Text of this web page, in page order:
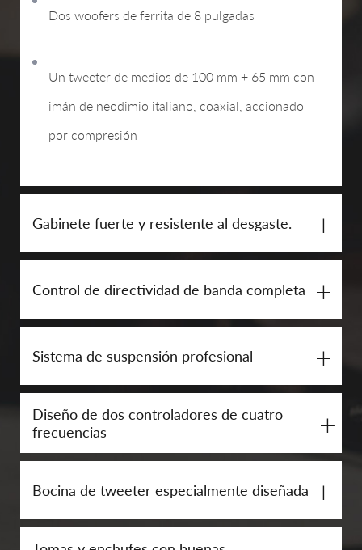
Dos woofers de ferrita de 8 pulgadas
Un tweeter de medios de 100 mm + 65 mm con
imán de neodimio italiano, coaxial, accionado
por compresión
Gabinete fuerte y resistente al desgaste. +
Control de directividad de banda completa +
Sistema de suspensión profesional +
Diseño de dos controladores de cuatro
frecuencias
+
Bocina de tweeter especialmente diseñada +